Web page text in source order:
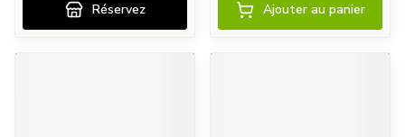
Réservez Ajouter au panier